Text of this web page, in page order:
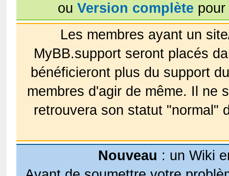
ouVersion complète
Les membres ayant un
MyBB.support seront placés
bénéficieront plus du support
membres d'agir de même. Il ne
retrouvera son statut "normal"
Nouveau : un Wiki